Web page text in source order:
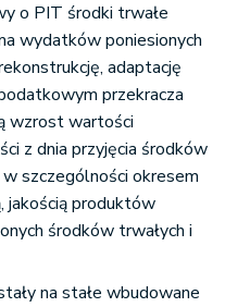
o PIT środki trwałe
wydatków poniesionych
adaptację
przekracza
wzrost wartości
z dnia przyjęcia środków
szczególności okresem
jakością produktów
środków trwałych i
na stałe wbudowane